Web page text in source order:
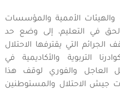
والهيئات الأممية والمؤسسات
في التعليم، إلى وضع حد
الجرائم التي يقترفها الاحتلال
التربوية والأكاديمية في
العاجل والفوري لوقف هذا
جيش الاحتلال والمستوطنين